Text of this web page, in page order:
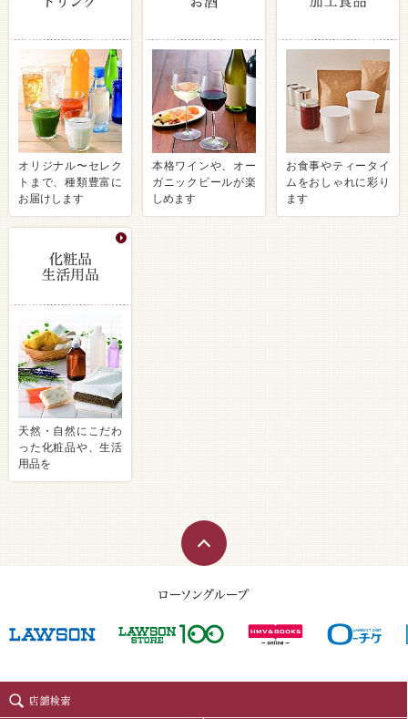
オリジナル〜セレク
トまで、種類豊富に
お届けします
本格ワインや、オー
ガニックビールが楽
しめます
お食事やティータイ
ムをおしゃれに彩り
ます
天然・自然にこだわ
った化粧品や、生活
用品を